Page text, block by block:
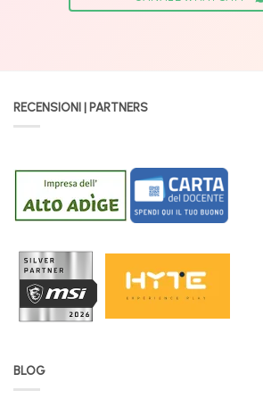
RECENSIONI | PARTNERS
BLOG